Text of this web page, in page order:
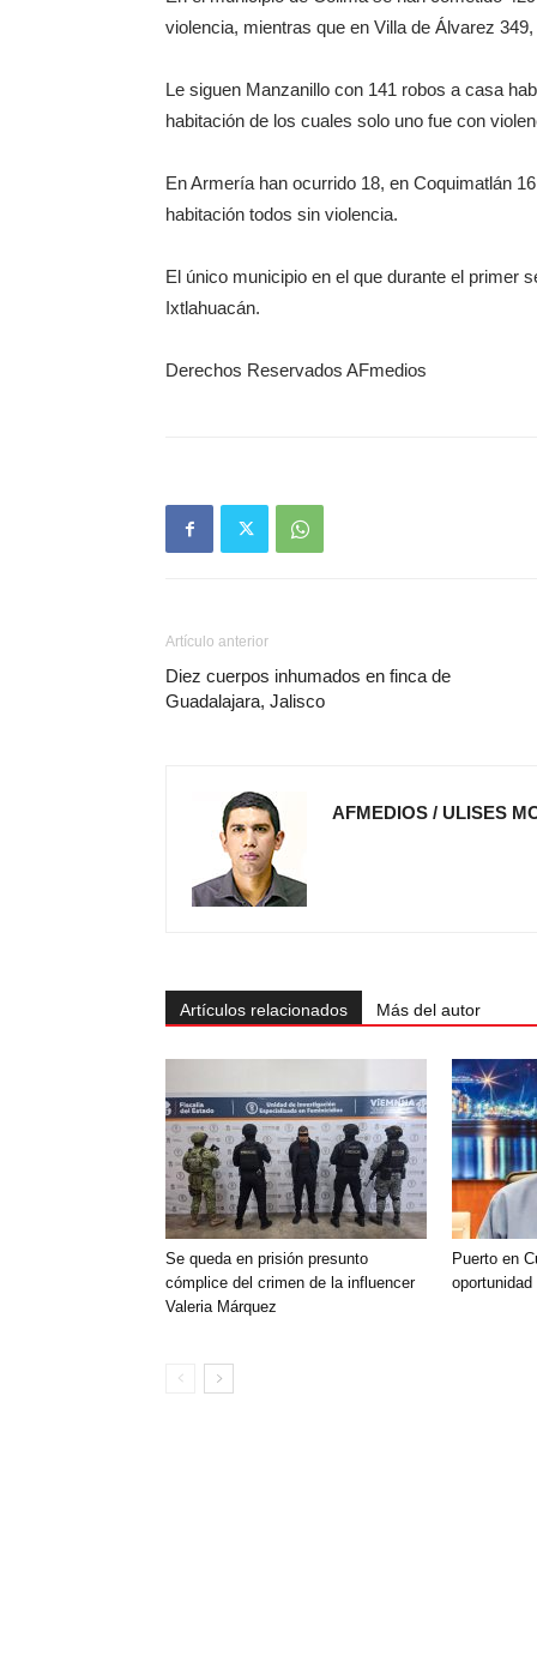
violencia, mientras que en Villa de Álvarez
Le siguen Manzanillo con 141 robos a casa
habitación de los cuales solo uno fue con
En Armería han ocurrido 18, en Coquimatlán
habitación todos sin violencia.
El único municipio en el que durante el primer
Ixtlahuacán.
Derechos Reservados AFmedios
Artículo anterior
Diez cuerpos inhumados en finca de
Guadalajara, Jalisco
AFMEDIOS / ULISES
Artículos relacionados Más del autor
Se queda en prisión presunto
cómplice del crimen de la influencer
Valeria Márquez
Puerto en